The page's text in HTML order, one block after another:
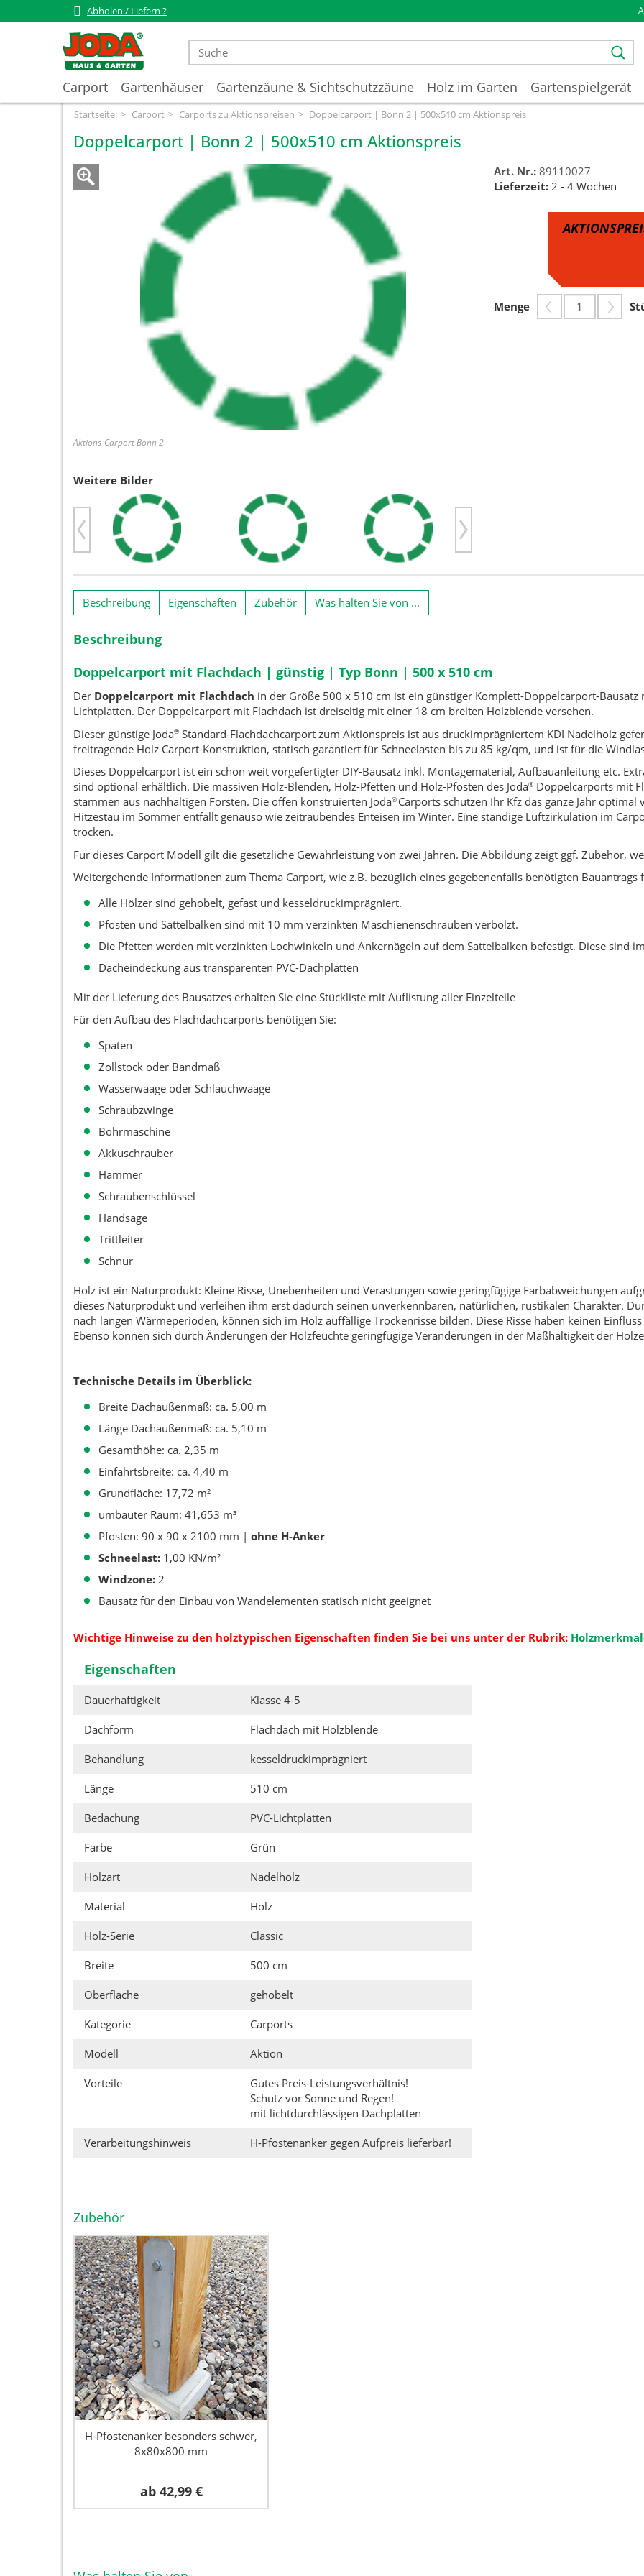
Abholen / Liefern ?
Carport Gartenhäuser Gartenzäune & Sichtschutzzäune Holz im Garten Gartenspielgerät
Startseite: Carport Carports zu Aktionspreisen Doppelcarport | Bonn 2 | 500x510 cm Aktionspreis
Doppelcarport | Bonn 2 | 500x510 cm Aktionspreis
Aktions-Carport Bonn 2
Weitere Bilder
Previous
Art. Nr.: 89110027
Lieferzeit: 2 - 4 Wochen
Menge
Beschreibung Eigenschaften Zubehör Was halten Sie von ...
Beschreibung
Doppelcarport mit Flachdach | günstig | Typ Bonn | 500 x 510 cm
Der Doppelcarport mit Flachdach in der Größe 500 x 510 cm ist ein günstiger Komplett-Doppelcarport-Bausatz
Lichtplatten. Der Doppelcarport mit Flachdach ist dreiseitig mit einer 18 cm breiten Holzblende versehen.
Dieser günstige Joda® Standard-Flachdachcarport zum Aktionspreis ist aus druckimprägniertem KDI Nadelholz
freitragende Holz Carport-Konstruktion, statisch garantiert für Schneelasten bis zu 85 kg/qm, und ist für die
Dieses Doppelcarport ist ein schon weit vorgefertigter DIY-Bausatz inkl. Montagematerial, Aufbauanleitung etc.
sind optional erhältlich. Die massiven Holz-Blenden, Holz-Pfetten und Holz-Pfosten des Joda® Doppelcarports mit
stammen aus nachhaltigen Forsten. Die offen konstruierten Joda® Carports schützen Ihr Kfz das ganze Jahr
Hitzestau im Sommer entfällt genauso wie zeitraubendes Enteisen im Winter. Eine ständige Luftzirkulation im
trocken.
Für dieses Carport Modell gilt die gesetzliche Gewährleistung von zwei Jahren. Die Abbildung zeigt ggf. Zubehör,
Weitergehende Informationen zum Thema Carport, wie z.B. bezüglich eines gegebenenfalls benötigten
Alle Hölzer sind gehobelt, gefast und kesseldruckimprägniert.
Pfosten und Sattelbalken sind mit 10 mm verzinkten Maschienenschrauben verbolzt.
Die Pfetten werden mit verzinkten Lochwinkeln und Ankernägeln auf dem Sattelbalken befestigt. Diese sind
Dacheindeckung aus transparenten PVC-Dachplatten
Mit der Lieferung des Bausatzes erhalten Sie eine Stückliste mit Auflistung aller Einzelteile
Für den Aufbau des Flachdachcarports benötigen Sie:
Spaten
Zollstock oder Bandmaß
Wasserwaage oder Schlauchwaage
Schraubzwinge
Bohrmaschine
Akkuschrauber
Hammer
Schraubenschlüssel
Handsäge
Trittleiter
Schnur
Holz ist ein Naturprodukt: Kleine Risse, Unebenheiten und Verastungen sowie geringfügige Farbabweichungen
dieses Naturprodukt und verleihen ihm erst dadurch seinen unverkennbaren, natürlichen, rustikalen Charakter.
nach langen Wärmeperioden, können sich im Holz auffällige Trockenrisse bilden. Diese Risse haben keinen
Ebenso können sich durch Änderungen der Holzfeuchte geringfügige Veränderungen in der Maßhaltigkeit der
Technische Details im Überblick:
Breite Dachaußenmaß: ca. 5,00 m
Länge Dachaußenmaß: ca. 5,10 m
Gesamthöhe: ca. 2,35 m
Einfahrtsbreite: ca. 4,40 m
Grundfläche: 17,72 m²
umbauter Raum: 41,653 m³
Pfosten: 90 x 90 x 2100 mm | ohne H-Anker
Schneelast: 1,00 KN/m²
Windzone: 2
Bausatz für den Einbau von Wandelementen statisch nicht geeignet
Wichtige Hinweise zu den holztypischen Eigenschaften finden Sie bei uns unter der Rubrik:
Eigenschaften
Dauerhaftigkeit Klasse 4-5
Dachform Flachdach mit Holzblende
Behandlung kesseldruckimprägniert
Länge 510 cm
Bedachung PVC-Lichtplatten
Farbe Grün
Holzart Nadelholz
Material Holz
Holz-Serie Classic
Breite 500 cm
Oberfläche gehobelt
Kategorie Carports
Modell Aktion
Vorteile
Gutes Preis-Leistungsverhältnis!
Schutz vor Sonne und Regen!
mit lichtdurchlässigen Dachplatten
Verarbeitungshinweis H-Pfostenanker gegen Aufpreis lieferbar!
Zubehör
H-Pfostenanker besonders schwer,
8x80x800 mm
ab 42,99 €